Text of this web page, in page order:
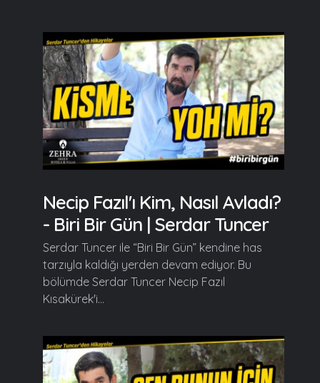
Necip Fazıl'ı Kim, Nasıl Avladı?
- Biri Bir Gün | Serdar Tuncer
Serdar Tuncer ile “Biri Bir Gün” kendine has
tarzıyla kaldığı yerden devam ediyor. Bu
bölümde Serdar Tuncer Necip Fazıl
Kısakürek'i...